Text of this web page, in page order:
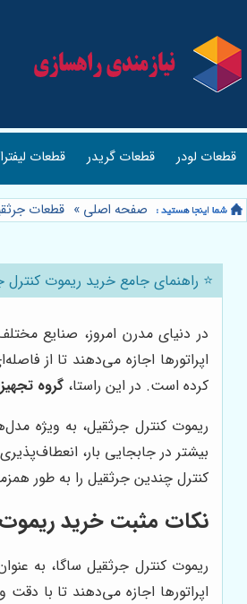
قطعات لودر قطعات گریدر قطعات
صفحه اصلی » قطعات
⭐️ راهنمای جامع خرید ریموت
در دنیای مدرن امروز، صنایع
اپراتورها اجازه می‌دهند تا از
کرده است. در این راستا، گروه
ریموت کنترل جرثقیل، به ویژه
بیشتر در جابجایی بار،
کنترل چندین جرثقیل را به طور
نکات مثبت خرید
ریموت کنترل جرثقیل ساگا، به
اپراتورها اجازه می‌دهند تا با